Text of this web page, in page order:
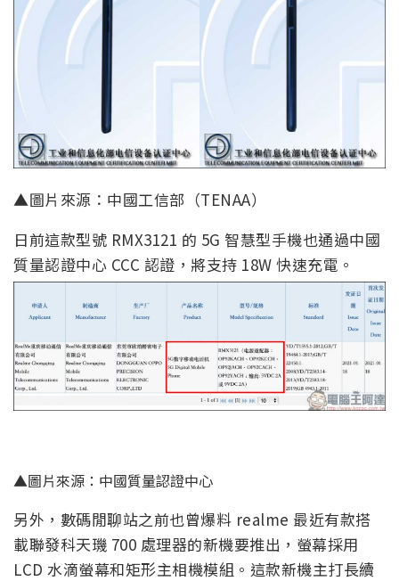
▲圖片來源：中國工信部（TENAA）
日前這款型號 RMX3121 的 5G 智慧型手機也通過中國
質量認證中心 CCC 認證，將支持 18W 快速充電。
▲圖片來源：中國質量認證中心
另外，數碼閒聊站之前也曾爆料 realme 最近有款搭
載聯發科天璣 700 處理器的新機要推出，螢幕採用
LCD 水滴螢幕和矩形主相機模組。這款新機主打長續